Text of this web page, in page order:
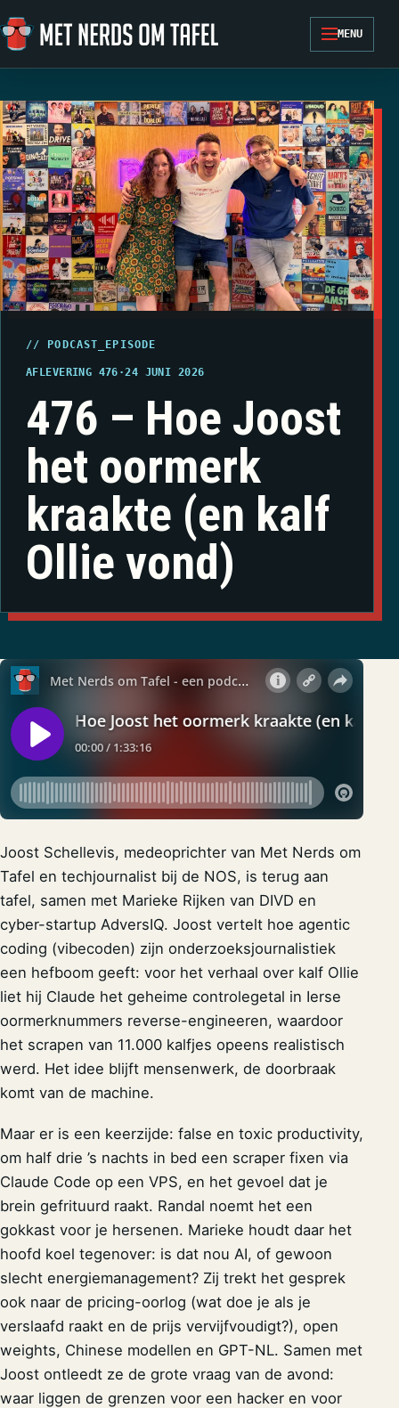
Ga naar de inhoud
MENU
// PODCAST_EPISODE
AFLEVERING 476 ·24 JUNI 2026
476 – Hoe Joost
het oormerk
kraakte (en kalf
Ollie vond)
Joost Schellevis, medeoprichter van Met Nerds om
Tafel en techjournalist bij de NOS, is terug aan
tafel, samen met Marieke Rijken van DIVD en
cyber-startup AdversIQ. Joost vertelt hoe agentic
coding (vibecoden) zijn onderzoeksjournalistiek
een hefboom geeft: voor het verhaal over kalf Ollie
liet hij Claude het geheime controlegetal in Ierse
oormerknummers reverse-engineeren, waardoor
het scrapen van 11.000 kalfjes opeens realistisch
werd. Het idee blijft mensenwerk, de doorbraak
komt van de machine.
Maar er is een keerzijde: false en toxic productivity,
om half drie ’s nachts in bed een scraper fixen via
Claude Code op een VPS, en het gevoel dat je
brein gefrituurd raakt. Randal noemt het een
gokkast voor je hersenen. Marieke houdt daar het
hoofd koel tegenover: is dat nou AI, of gewoon
slecht energiemanagement? Zij trekt het gesprek
ook naar de pricing-oorlog (wat doe je als je
verslaafd raakt en de prijs vervijfvoudigt?), open
weights, Chinese modellen en GPT-NL. Samen met
Joost ontleedt ze de grote vraag van de avond:
waar liggen de grenzen voor een hacker en voor